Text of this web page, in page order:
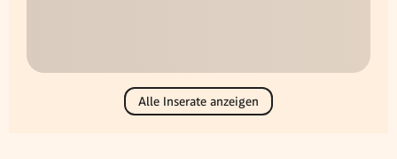
Alle Inserate anzeigen